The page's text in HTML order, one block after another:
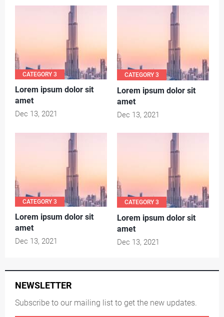
CATEGORY 3
Lorem ipsum dolor sit
amet
Dec 13, 2021
CATEGORY 3
Lorem ipsum dolor sit
amet
Dec 13, 2021
CATEGORY 3
Lorem ipsum dolor sit
amet
Dec 13, 2021
CATEGORY 3
Lorem ipsum dolor sit
amet
Dec 13, 2021
NEWSLETTER
Subscribe to our mailing list to get the new updates.